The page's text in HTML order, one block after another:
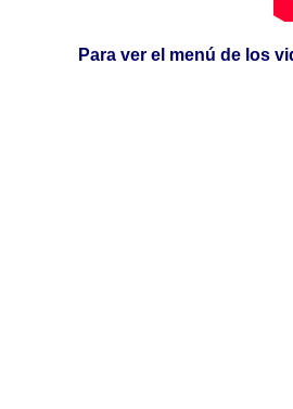
Para ver el menú de los